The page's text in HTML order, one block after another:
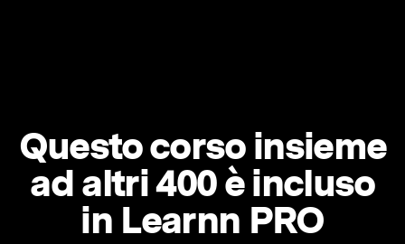
Questo corso insieme
ad altri 400 è incluso
in Learnn PRO